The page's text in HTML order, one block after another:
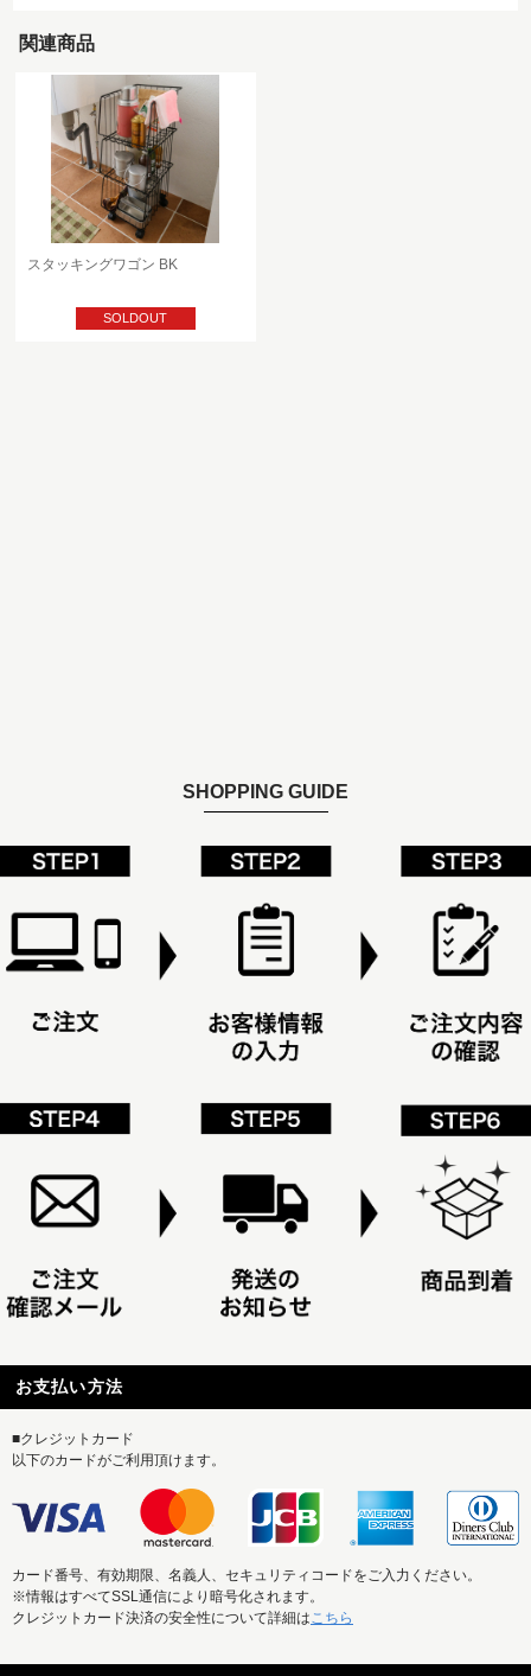
関連商品
スタッキングワゴン BK
SOLDOUT
SHOPPING GUIDE
お支払い方法
■クレジットカード
以下のカードがご利用頂けます。
カード番号、有効期限、名義人、セキュリティコードをご入力ください。
※情報はすべてSSL通信により暗号化されます。
クレジットカード決済の安全性について詳細はこちら